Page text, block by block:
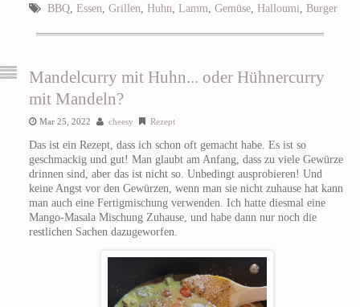
BBQ, Essen, Grillen, Huhn, Lamm, Gemüse, Halloumi, Burger
Mandelcurry mit Huhn... oder Hühnercurry
mit Mandeln?
Mar 25, 2022 cheesy Rezept
Das ist ein Rezept, dass ich schon oft gemacht habe. Es ist so
geschmackig und gut! Man glaubt am Anfang, dass zu viele Gewürze
drinnen sind, aber das ist nicht so. Unbedingt ausprobieren! Und
keine Angst vor den Gewürzen, wenn man sie nicht zuhause hat kann
man auch eine Fertigmischung verwenden. Ich hatte diesmal eine
Mango-Masala Mischung Zuhause, und habe dann nur noch die
restlichen Sachen dazugeworfen.